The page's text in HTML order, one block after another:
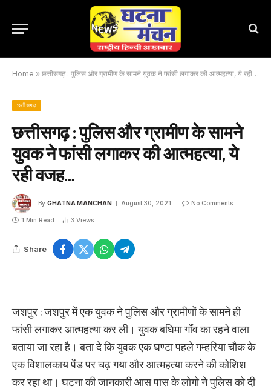
Home » छत्तीसगढ़ : पुलिस और ग्रामीण के सामने युवक ने फांसी लगाकर की आत्महत्या, ये रही वजह…
छत्तीसगढ़
छत्तीसगढ़ : पुलिस और ग्रामीण के सामने
युवक ने फांसी लगाकर की आत्महत्या, ये
रही वजह…
By GHATNA MANCHAN August 30, 2021 No Comments
1 Min Read 3 Views
Share
जशपुर : जशपुर में एक युवक ने पुलिस और ग्रामीणों के सामने ही
फांसी लगाकर आत्महत्या कर ली। युवक बघिमा गाँव का रहने वाला
बताया जा रहा है। बता दे कि युवक एक घण्टा पहले गम्हरिया चौक के
एक विशालकाय पेंड पर चढ़ गया और आत्महत्या करने की कोशिश
कर रहा था। घटना की जानकारी आस पास के लोगो ने पुलिस को दी